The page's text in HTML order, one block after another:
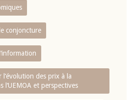
conjoncture
des prix à la
l‘UEMOA et perspectives